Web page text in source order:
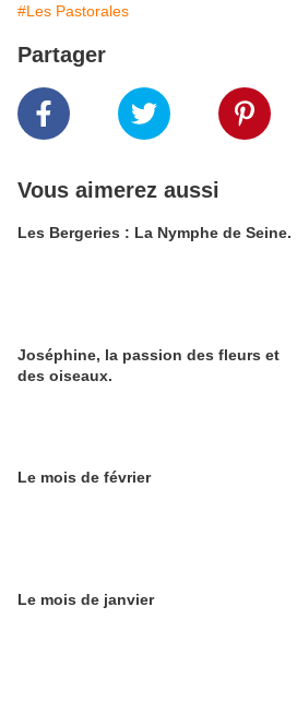
#Les Pastorales
Partager
Vous aimerez aussi
Les Bergeries : La Nymphe de Seine.
Joséphine, la passion des fleurs et
des oiseaux.
Le mois de février
Le mois de janvier